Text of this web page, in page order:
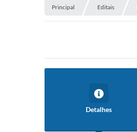
Principal Editais
Detalhes